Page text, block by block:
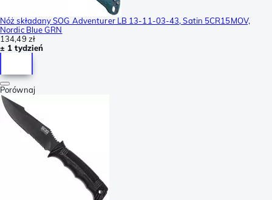
Nóż składany SOG Adventurer LB 13-11-03-43, Satin 5CR15MOV,
Nordic Blue GRN
134,49 zł
± 1 tydzień
Porównaj